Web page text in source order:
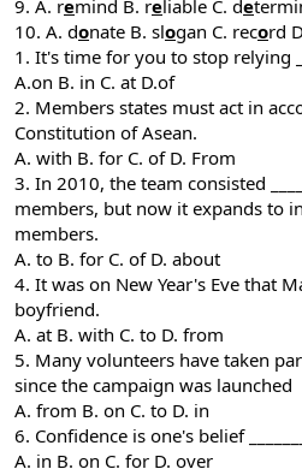
9. A. remind B. reliable C. de
10. A. donate B. slogan C. record
1. It's time for you to stop relying
A.on B. in C. at D.of
2. Members states must act in
Constitution of Asean.
A. with B. for C. of D. From
3. In 2010, the team consisted
members, but now it expands to
members.
A. to B. for C. of D. about
4. It was on New Year's Eve that
boyfriend.
A. at B. with C. to D. from
5. Many volunteers have taken
since the campaign was launched
A. from B. on C. to D. in
6. Confidence is one's belief
A. in B. on C. for D. over